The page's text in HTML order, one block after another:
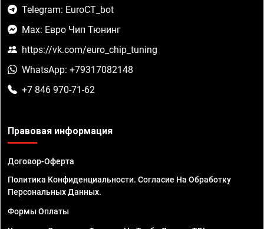
Telegram: EuroCT_bot
Max: Евро Чип Тюнинг
https://vk.com/euro_chip_tuning
WhatsApp: +79317082148
+7 846 970-71-62
Правовая информация
Договор-Оферта
Политика Конфиденциальности. Согласие На Обработку
Персональных Данных.
Формы Оплаты